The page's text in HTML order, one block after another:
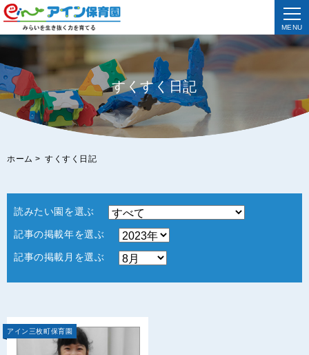
MENU
すくすく日記
ホーム > すくすく日記
読みたい園を選ぶ
記事の掲載年を選ぶ
記事の掲載月を選ぶ
アイン三枚町保育園